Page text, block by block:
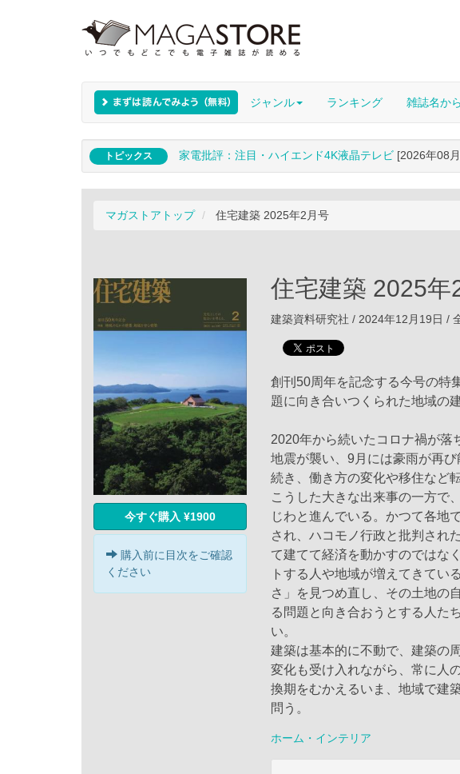
ジャンル ランキング 雑誌名か
トピックス 家電批評：注目・ハイエンド4K液晶テレビ [2026年08
マガストアトップ 住宅建築 2025年2月号
今すぐ購入 ¥1900
購入前に目次をご確認
ください
住宅建築 2025年
建築資料研究社 / 2024年12月19日 /
創刊50周年を記念する今号の特
題に向き合いつくられた地域の
2020年から続いたコロナ禍が落
地震が襲い、9月には豪雨が再
続き、働き方の変化や移住など
こうした大きな出来事の一方で
じわと進んでいる。かつて各地
され、ハコモノ行政と批判され
て建てて経済を動かすのではな
トする人や地域が増えてきてい
さ」を見つめ直し、その土地の
る問題と向き合おうとする人た
い。
建築は基本的に不動で、建築の
変化も受け入れながら、常に人
換期をむかえるいま、地域で建
問う。
ホーム・インテリア